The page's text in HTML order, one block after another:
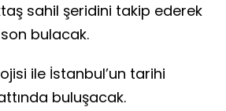
sahil şeridini takip ederek
bulacak.
ile İstanbul’un tarihi
buluşacak.